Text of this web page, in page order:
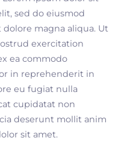
sed do eiusmod
magna aliqua. Ut
exercitation
ea commodo
in reprehenderit in
eu fugiat nulla
cupidatat non
deserunt mollit anim
sit amet.